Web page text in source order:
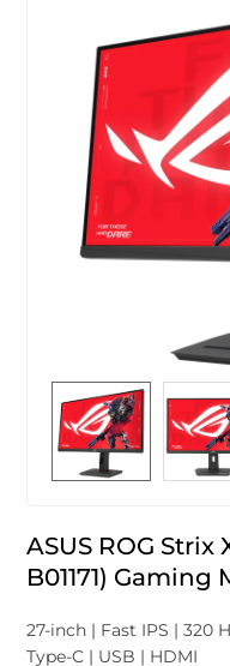
ASUS ROG Strix
B01171) Gaming
27-inch | Fast IPS | 320
Type-C | USB | HDMI